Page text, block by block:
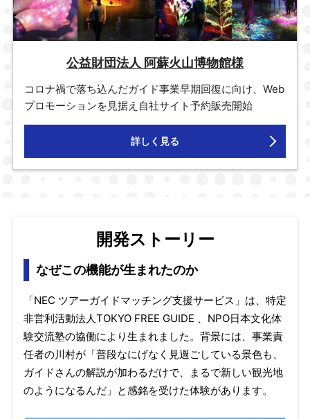
公益財団法人 阿蘇火山博物館様
コロナ禍で落ち込んだガイド事業早期回復に向け、Web
プロモーションを見据え自社サイト予約販売開始
詳しく見る
開発ストーリー
なぜこの機能が生まれたのか
「NEC ツアーガイドマッチング支援サービス」は、特定
非営利活動法人TOKYO FREE GUIDE 、NPO日本文化体
験交流塾の協働により生まれました。背景には、事業責
任者の川村が「普段なにげなく見過ごしている景色も、
ガイドさんの解説が加わるだけで、まるで新しい観光地
のようになるんだ」と感銘を受けた体験があります。